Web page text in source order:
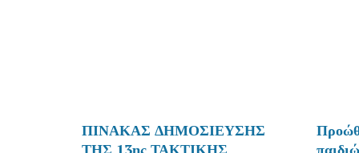
- Additional Text
ΠΙΝΑΚΑΣ ΔΗΜΟΣΙΕΥΣΗΣ
ΤΗΣ 13ης ΤΑΚΤΙΚΗΣ
-